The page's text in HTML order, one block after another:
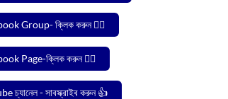
Group- ক্লিক করুন 🙋‍♂️
Page-ক্লিক করুন 🙋‍♂️
চ্যানেল - সাবস্ক্রাইব করুন 👍